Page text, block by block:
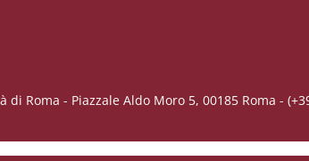
Roma - Piazzale Aldo Moro 5, 00185 Roma -